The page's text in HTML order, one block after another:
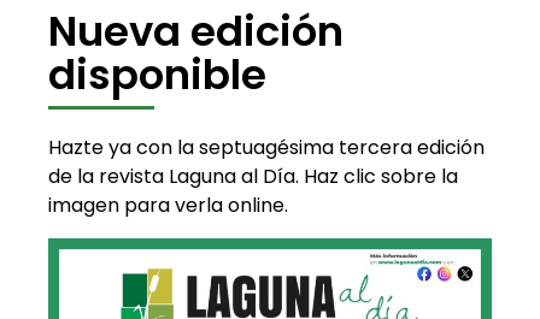
Nueva edición
disponible
Hazte ya con la septuagésima tercera edición
de la revista Laguna al Día. Haz clic sobre la
imagen para verla online.